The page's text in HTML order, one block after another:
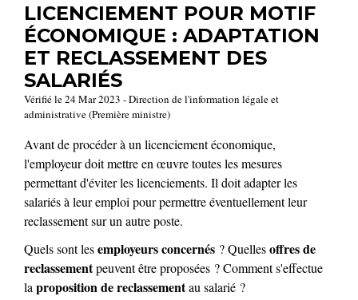
LICENCIEMENT POUR MOTIF
ÉCONOMIQUE : ADAPTATION
ET RECLASSEMENT DES
SALARIÉS
Vérifié le 24 Mar 2023 - Direction de l'information légale et
administrative (Première ministre)
Avant de procéder à un licenciement économique,
l'employeur doit mettre en œuvre toutes les mesures
permettant d'éviter les licenciements. Il doit adapter les
salariés à leur emploi pour permettre éventuellement leur
reclassement sur un autre poste.
Quels sont lesemployeurs concernés ? Quellesoffres de
reclassementpeuvent être proposées ? Comment s'effectue
la proposition de reclassementau salarié ?